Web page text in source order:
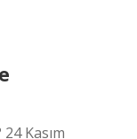
Kasım